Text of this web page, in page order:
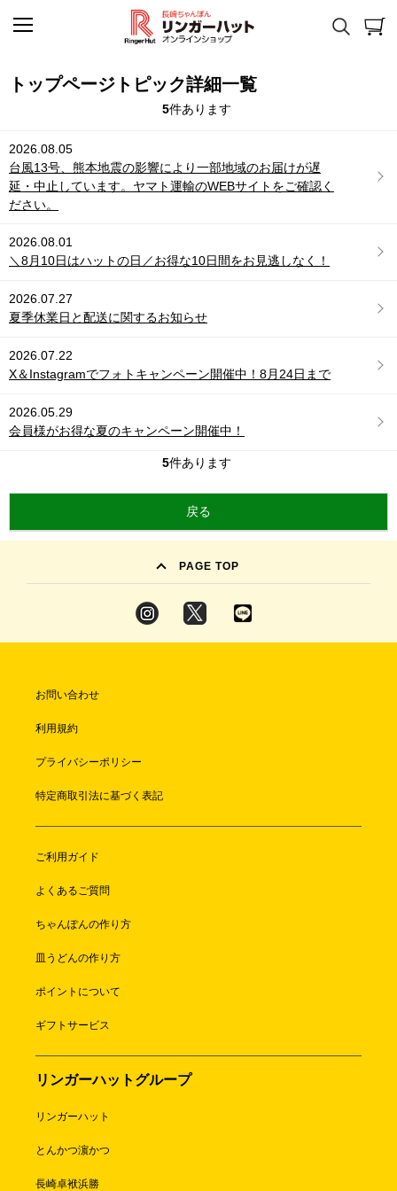
トップページトピック詳細一覧
5件あります
2026.08.05
台風13号、熊本地震の影響により一部地域のお届けが遅
延・中止しています。ヤマト運輸のWEBサイトをご確認く
ださい。
2026.08.01
＼8月10日はハットの日／お得な10日間をお見逃しなく！
2026.07.27
夏季休業日と配送に関するお知らせ
2026.07.22
X＆Instagramでフォトキャンペーン開催中！8月24日まで
2026.05.29
会員様がお得な夏のキャンペーン開催中！
5件あります
PAGE TOP
お問い合わせ
利用規約
プライバシーポリシー
特定商取引法に基づく表記
ご利用ガイド
よくあるご質問
ちゃんぽんの作り方
皿うどんの作り方
ポイントについて
ギフトサービス
リンガーハットグループ
リンガーハット
とんかつ濵かつ
長崎卓袱浜勝